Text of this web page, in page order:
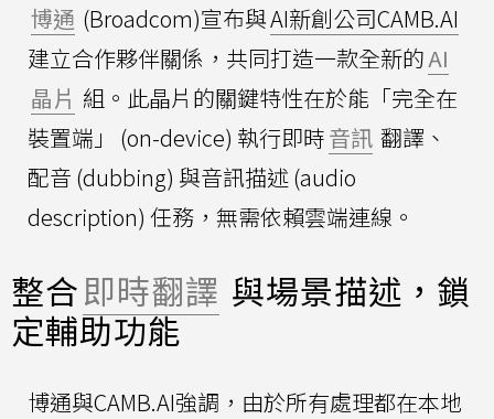
博通 (Broadcom)宣布與AI新創公司CAMB.AI
建立合作夥伴關係，共同打造一款全新的AI
晶片 組。此晶片的關鍵特性在於能「完全在
裝置端」 (on-device) 執行即時音訊 翻譯、
配音 (dubbing) 與音訊描述 (audio
description) 任務，無需依賴雲端連線。
整合即時翻譯 與場景描述，鎖
定輔助功能
博通與CAMB.AI強調，由於所有處理都在本地